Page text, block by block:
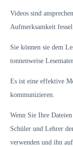
Videos sind
Aufmerksamkeit
Sie können sie dem
tonnenweise
Es ist eine effektive
kommunizieren.
Wenn Sie Ihre
Schüler und Lehrer
verwenden und ihn